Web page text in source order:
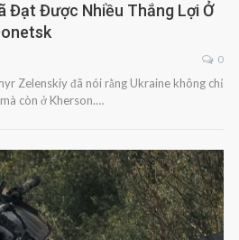
Đạt Được Nhiều Thắng Lợi Ở
0
Zelenskiy đã nói rằng Ukraine không chỉ
còn ở Kherson.…